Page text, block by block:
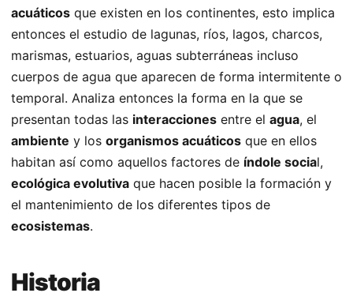
acuáticos que existen en los continentes, esto implica
entonces el estudio de lagunas, ríos, lagos, charcos,
marismas, estuarios, aguas subterráneas incluso
cuerpos de agua que aparecen de forma intermitente o
temporal. Analiza entonces la forma en la que se
presentan todas las interacciones entre el agua, el
ambiente y los organismos acuáticos que en ellos
habitan así como aquellos factores de índole social,
ecológica evolutiva que hacen posible la formación y
el mantenimiento de los diferentes tipos de
ecosistemas.
Historia